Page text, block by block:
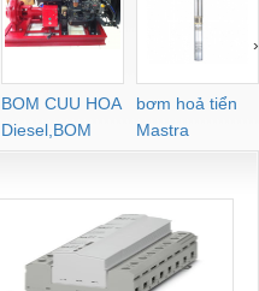
BOM CUU HOA
Diesel,BOM
CHUA CHAY
bơm hoả tiển
Mastra
›